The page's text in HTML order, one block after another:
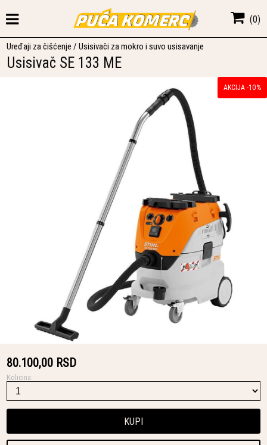
(0)
Uređaji za čišćenje /Usisivači za mokro i suvo usisavanje
Usisivač SE 133 ME
AKCIJA -10%
80.100,00 RSD
Kolicina:
KUPI